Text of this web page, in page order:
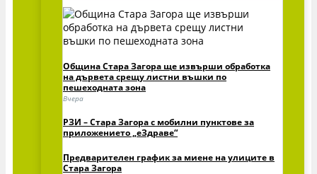
Община Стара Загора ще извърши обработка
на дървета срещу листни въшки по
пешеходната зона
Вчера
РЗИ – Стара Загора с мобилни пунктове за
приложението „еЗдраве“
Предварителен график за миене на улиците в
Стара Загора